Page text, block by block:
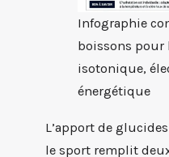
Infographie
boissons pour
isotonique,
énergétique
L’apport de
le sport remplit